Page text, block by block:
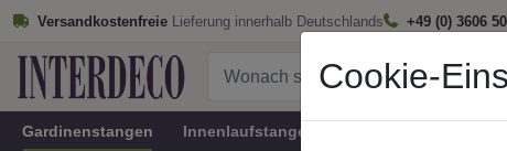
Versandkostenfreie Lieferung innerhalb Deutschlands +49 (0) 3606
Gardinenstangen Innenlaufstangen
Cookie-